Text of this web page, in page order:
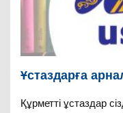
Ұстаздарға
Құрметті ұстаздар